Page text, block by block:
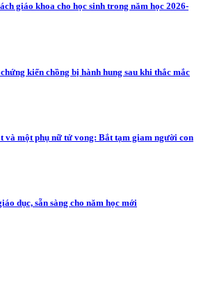
giáo khoa cho học sinh trong năm học 2026-
kiến chồng bị hành hung sau khi thắc mắc
và một phụ nữ tử vong: Bắt tạm giam người con
dục, sẵn sàng cho năm học mới